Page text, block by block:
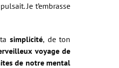
Je t’embrasse
simplicité, de ton
voyage de
de notre mental